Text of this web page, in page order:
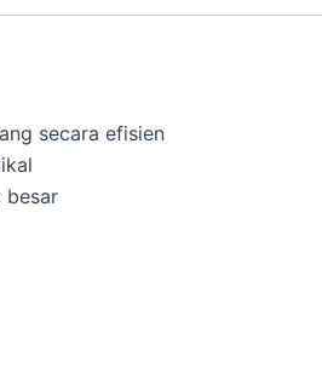
secara efisien
besar